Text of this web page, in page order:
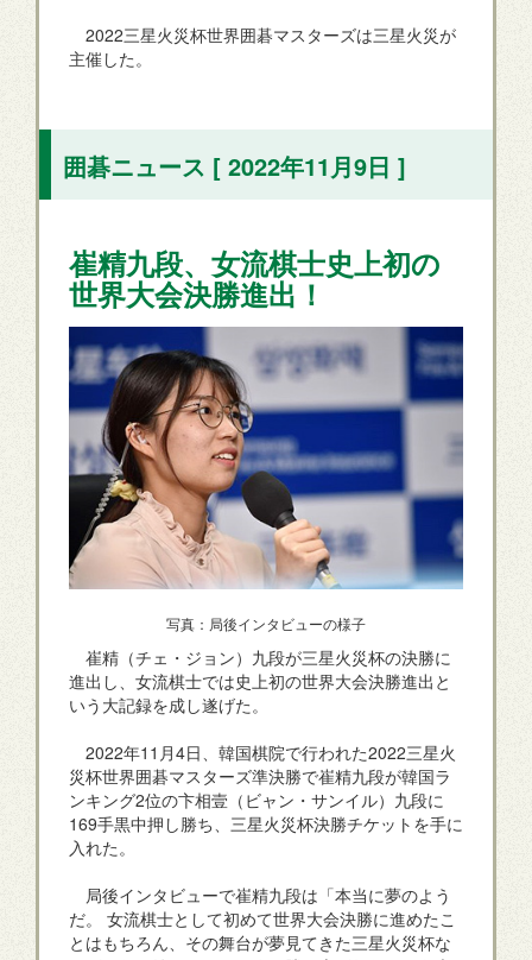
2022三星火災杯世界囲碁マスターズは三星火災が
主催した。
囲碁ニュース [ 2022年11月9日 ]
崔精九段、女流棋士史上初の
世界大会決勝進出！
写真：局後インタビューの様子
崔精（チェ・ジョン）九段が三星火災杯の決勝に
進出し、女流棋士では史上初の世界大会決勝進出と
いう大記録を成し遂げた。
2022年11月4日、韓国棋院で行われた2022三星火
災杯世界囲碁マスターズ準決勝で崔精九段が韓国ラ
ンキング2位の卞相壹（ビャン・サンイル）九段に
169手黒中押し勝ち、三星火災杯決勝チケットを手に
入れた。
局後インタビューで崔精九段は「本当に夢のよう
だ。 女流棋士として初めて世界大会決勝に進めたこ
とはもちろん、その舞台が夢見てきた三星火災杯な